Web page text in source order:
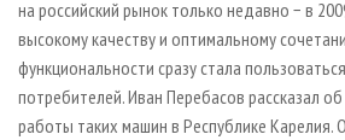
на российский рынок только недавно − в
высокому качеству и оптимальному
функциональности сразу стала
потребителей. Иван Перебасов рассказал
работы таких машин в Республике Карелия.